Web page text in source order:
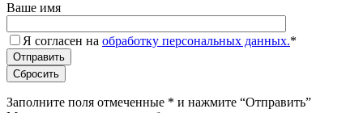
Ваше имя
Я согласен на обработку персональных данных.*
Заполните поля отмеченные * и нажмите “Отправить”